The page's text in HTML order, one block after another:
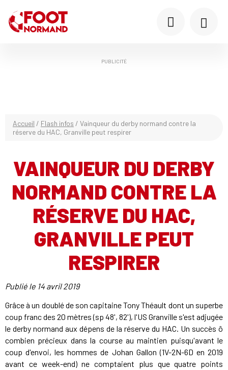
PUBLICITÉ
Accueil / Flash infos / Vainqueur du derby normand contre la
réserve du HAC, Granville peut respirer
VAINQUEUR DU DERBY
NORMAND CONTRE LA
RÉSERVE DU HAC,
GRANVILLE PEUT
RESPIRER
Publié le 14 avril 2019
Grâce à un doublé de son capitaine Tony Théault dont un superbe
coup franc des 20 mètres (sp 48', 82'), l'US Granville s'est adjugée
le derby normand aux dépens de la réserve du HAC. Un succès ô
combien précieux dans la course au maintien puisqu'avant le
coup d'envoi, les hommes de Johan Gallon (1V-2N-6D en 2019
avant ce week-end) ne comptaient plus que quatre points